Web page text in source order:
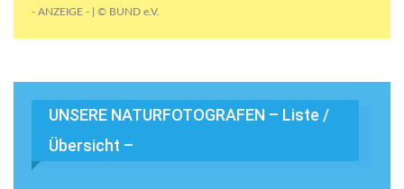
- ANZEIGE - | © BUND e.V.
UNSERE NATURFOTOGRAFEN – Liste /
Übersicht –